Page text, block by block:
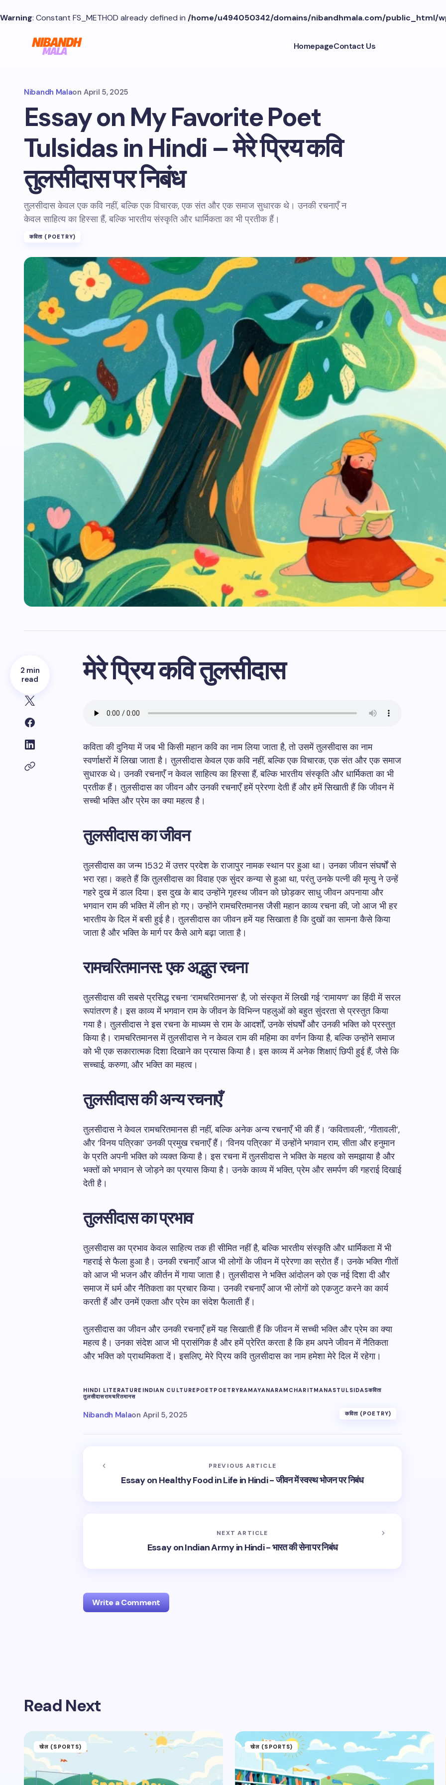
Warning: Constant FS_METHOD already defined in /home/u494050342/domains/nibandhmala.com/public_html/
HomepageContact Us
Nibandh Malaon April 5, 2025
Essay on My Favorite Poet
Tulsidas in Hindi – मेरे प्रिय कवि
तुलसीदास पर निबंध
तुलसीदास केवल एक कवि नहीं, बल्कि एक विचारक, एक संत और एक समाज सुधारक थे। उनकी रचनाएँ न
केवल साहित्य का हिस्सा हैं, बल्कि भारतीय संस्कृति और धार्मिकता का भी प्रतीक हैं।
कविता (POETRY)
2 min
read
मेरे प्रिय कवि तुलसीदास
कविता की दुनिया में जब भी किसी महान कवि का नाम लिया जाता है, तो उसमें तुलसीदास का नाम
स्वर्णाक्षरों में लिखा जाता है। तुलसीदास केवल एक कवि नहीं, बल्कि एक विचारक, एक संत और एक समाज
सुधारक थे। उनकी रचनाएँ न केवल साहित्य का हिस्सा हैं, बल्कि भारतीय संस्कृति और धार्मिकता का भी
प्रतीक हैं। तुलसीदास का जीवन और उनकी रचनाएँ हमें प्रेरणा देती हैं और हमें सिखाती हैं कि जीवन में
सच्ची भक्ति और प्रेम का क्या महत्व है।
तुलसीदास का जीवन
तुलसीदास का जन्म 1532 में उत्तर प्रदेश के राजापुर नामक स्थान पर हुआ था। उनका जीवन संघर्षों से
भरा रहा। कहते हैं कि तुलसीदास का विवाह एक सुंदर कन्या से हुआ था, परंतु उनके पत्नी की मृत्यु ने उन्हें
गहरे दुख में डाल दिया। इस दुख के बाद उन्होंने गृहस्थ जीवन को छोड़कर साधु जीवन अपनाया और
भगवान राम की भक्ति में लीन हो गए। उन्होंने रामचरितमानस जैसी महान काव्य रचना की, जो आज भी हर
भारतीय के दिल में बसी हुई है। तुलसीदास का जीवन हमें यह सिखाता है कि दुखों का सामना कैसे किया
जाता है और भक्ति के मार्ग पर कैसे आगे बढ़ा जाता है।
रामचरितमानस: एक अद्भुत रचना
तुलसीदास की सबसे प्रसिद्ध रचना ‘रामचरितमानस’ है, जो संस्कृत में लिखी गई ‘रामायण’ का हिंदी में सरल
रूपांतरण है। इस काव्य में भगवान राम के जीवन के विभिन्न पहलुओं को बहुत सुंदरता से प्रस्तुत किया
गया है। तुलसीदास ने इस रचना के माध्यम से राम के आदर्शों, उनके संघर्षों और उनकी भक्ति को प्रस्तुत
किया है। रामचरितमानस में तुलसीदास ने न केवल राम की महिमा का वर्णन किया है, बल्कि उन्होंने समाज
को भी एक सकारात्मक दिशा दिखाने का प्रयास किया है। इस काव्य में अनेक शिक्षाएं छिपी हुई हैं, जैसे कि
सच्चाई, करुणा, और भक्ति का महत्व।
तुलसीदास की अन्य रचनाएँ
तुलसीदास ने केवल रामचरितमानस ही नहीं, बल्कि अनेक अन्य रचनाएँ भी की हैं। ‘कवितावली’, ‘गीतावली’,
और ‘विनय पत्रिका’ उनकी प्रमुख रचनाएँ हैं। ‘विनय पत्रिका’ में उन्होंने भगवान राम, सीता और हनुमान
के प्रति अपनी भक्ति को व्यक्त किया है। इस रचना में तुलसीदास ने भक्ति के महत्व को समझाया है और
भक्तों को भगवान से जोड़ने का प्रयास किया है। उनके काव्य में भक्ति, प्रेम और समर्पण की गहराई दिखाई
देती है।
तुलसीदास का प्रभाव
तुलसीदास का प्रभाव केवल साहित्य तक ही सीमित नहीं है, बल्कि भारतीय संस्कृति और धार्मिकता में भी
गहराई से फैला हुआ है। उनकी रचनाएँ आज भी लोगों के जीवन में प्रेरणा का स्रोत हैं। उनके भक्ति गीतों
को आज भी भजन और कीर्तन में गाया जाता है। तुलसीदास ने भक्ति आंदोलन को एक नई दिशा दी और
समाज में धर्म और नैतिकता का प्रचार किया। उनकी रचनाएँ आज भी लोगों को एकजुट करने का कार्य
करती हैं और उनमें एकता और प्रेम का संदेश फैलाती हैं।
तुलसीदास का जीवन और उनकी रचनाएँ हमें यह सिखाती हैं कि जीवन में सच्ची भक्ति और प्रेम का क्या
महत्व है। उनका संदेश आज भी प्रासंगिक है और हमें प्रेरित करता है कि हम अपने जीवन में नैतिकता
और भक्ति को प्राथमिकता दें। इसलिए, मेरे प्रिय कवि तुलसीदास का नाम हमेशा मेरे दिल में रहेगा।
HINDI LITERATURE INDIAN CULTUREPOET POETRYRAMAYANARAMCHARITMANASTULSIDASकविता
तुलसीदासरामचरितमानस
Nibandh Malaon April 5, 2025 कविता (POETRY)
PREVIOUS ARTICLE
Essay on Healthy Food in Life in Hindi - जीवन में स्वस्थ भोजन पर निबंध
NEXT ARTICLE
Essay on Indian Army in Hindi - भारत की सेना पर निबंध
Write a Comment
Read Next
खेल (SPORTS) खेल (SPORTS)